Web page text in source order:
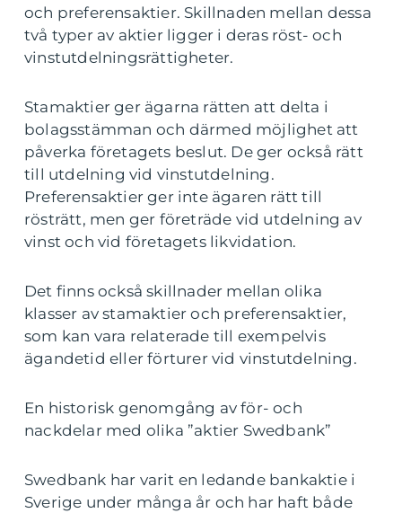
och preferensaktier. Skillnaden mellan dessa
två typer av aktier ligger i deras röst- och
vinstutdelningsrättigheter.
Stamaktier ger ägarna rätten att delta i
bolagsstämman och därmed möjlighet att
påverka företagets beslut. De ger också rätt
till utdelning vid vinstutdelning.
Preferensaktier ger inte ägaren rätt till
rösträtt, men ger företräde vid utdelning av
vinst och vid företagets likvidation.
Det finns också skillnader mellan olika
klasser av stamaktier och preferensaktier,
som kan vara relaterade till exempelvis
ägandetid eller förturer vid vinstutdelning.
En historisk genomgång av för- och
nackdelar med olika ”aktier Swedbank”
Swedbank har varit en ledande bankaktie i
Sverige under många år och har haft både